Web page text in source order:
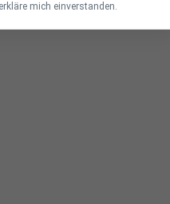
mich einverstanden.